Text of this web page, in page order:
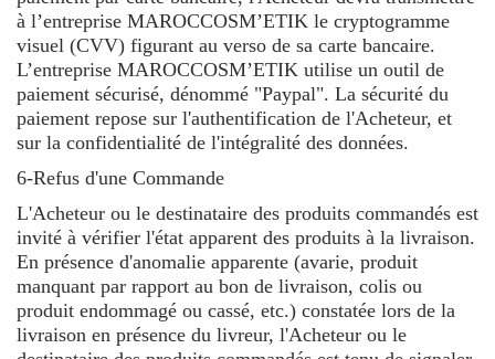
à l’entreprise MAROCCOSM’ETIK le cryptogramme
visuel (CVV) figurant au verso de sa carte bancaire.
L’entreprise MAROCCOSM’ETIK utilise un outil de
paiement sécurisé, dénommé "Paypal". La sécurité du
paiement repose sur l'authentification de l'Acheteur, et
sur la confidentialité de l'intégralité des données.
6-Refus d'une Commande
L'Acheteur ou le destinataire des produits commandés est
invité à vérifier l'état apparent des produits à la livraison.
En présence d'anomalie apparente (avarie, produit
manquant par rapport au bon de livraison, colis ou
produit endommagé ou cassé, etc.) constatée lors de la
livraison en présence du livreur, l'Acheteur ou le